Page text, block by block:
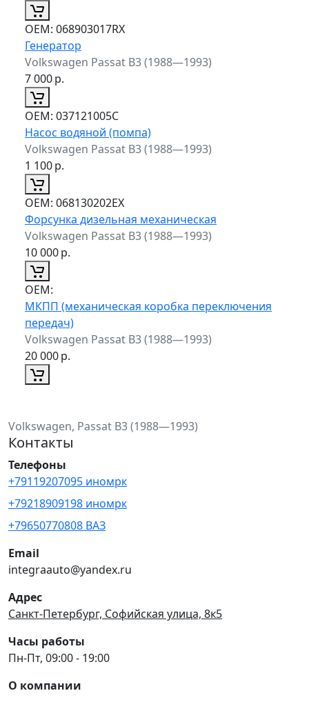
ОЕМ: 068903017RX
Генератор
Volkswagen Passat B3 (1988—1993)
7 000р.
ОЕМ: 037121005C
Насос водяной (помпа)
Volkswagen Passat B3 (1988—1993)
1 100р.
ОЕМ: 068130202EX
Форсунка дизельная механическая
Volkswagen Passat B3 (1988—1993)
10 000р.
ОЕМ:
МКПП (механическая коробка переключения
передач)
Volkswagen Passat B3 (1988—1993)
20 000р.
Volkswagen, Passat B3 (1988—1993)
Контакты
Телефоны
+79119207095 иномрк
+79218909198 иномрк
+79650770808 ВАЗ
Email
integraauto@yandex.ru
Адрес
Санкт-Петербург, Софийская улица, 8к5
Часы работы
Пн-Пт, 09:00 - 19:00
О компании